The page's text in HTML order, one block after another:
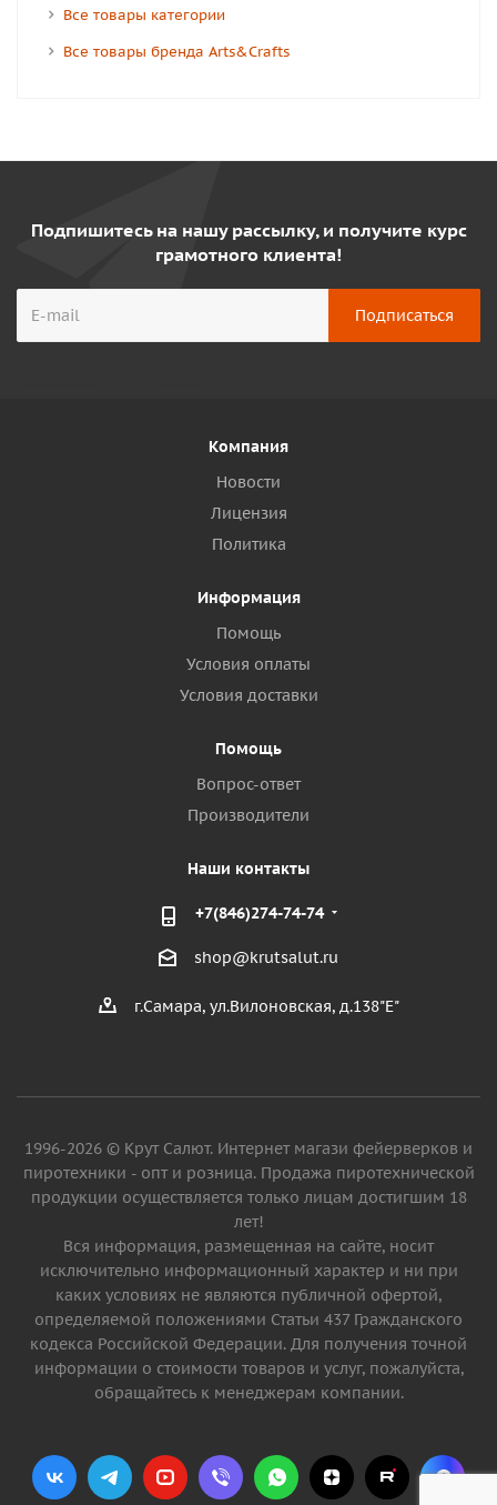
Все товары категории
Все товары бренда Arts&Crafts
Подпишитесь на нашу рассылку, и получите курс
грамотного клиента!
Компания
Новости
Лицензия
Политика
Информация
Помощь
Условия оплаты
Условия доставки
Помощь
Вопрос-ответ
Производители
Наши контакты
+7(846)274-74-74
shop@krutsalut.ru
г.Самара, ул.Вилоновская, д.138"Е"
1996-2026 © Крут Салют. Интернет магази фейерверков и
пиротехники - опт и розница. Продажа пиротехнической
продукции осуществляется только лицам достигшим 18
лет!
Вся информация, размещенная на сайте, носит
исключительно информационный характер и ни при
каких условиях не являются публичной офертой,
определяемой положениями Статьи 437 Гражданского
кодекса Российской Федерации. Для получения точной
информации о стоимости товаров и услуг, пожалуйста,
обращайтесь к менеджерам компании.